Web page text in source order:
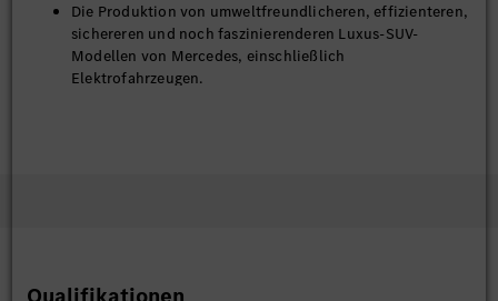
Die Produktion von umweltfreundlicheren, effizienteren,
sichereren und noch faszinierenderen Luxus-SUV-
Modellen von Mercedes, einschließlich
Elektrofahrzeugen.
Montage: Montage von Luxus- und Elektrofahrzeugen an